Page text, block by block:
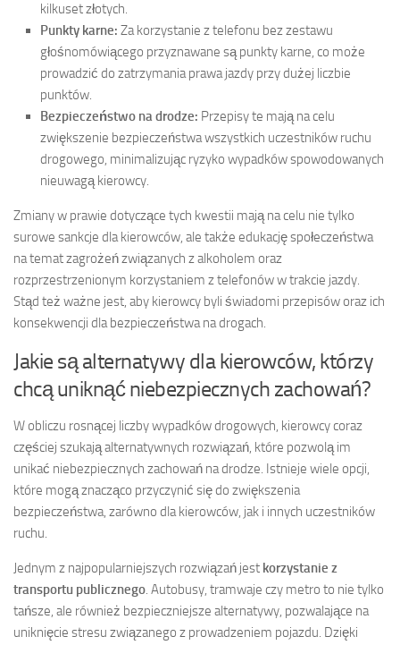
kilkuset złotych.
Punkty karne: Za korzystanie z telefonu bez zestawu
głośnomówiącego przyznawane są punkty karne, co może
prowadzić do zatrzymania prawa jazdy przy dużej liczbie
punktów.
Bezpieczeństwo na drodze: Przepisy te mają na celu
zwiększenie bezpieczeństwa wszystkich uczestników ruchu
drogowego, minimalizując ryzyko wypadków spowodowanych
nieuwagą kierowcy.
Zmiany w prawie dotyczące tych kwestii mają na celu nie tylko
surowe sankcje dla kierowców, ale także edukację społeczeństwa
na temat zagrożeń związanych z alkoholem oraz
rozprzestrzenionym korzystaniem z telefonów w trakcie jazdy.
Stąd też ważne jest, aby kierowcy byli świadomi przepisów oraz ich
konsekwencji dla bezpieczeństwa na drogach.
Jakie są alternatywy dla kierowców, którzy
chcą uniknąć niebezpiecznych zachowań?
W obliczu rosnącej liczby wypadków drogowych, kierowcy coraz
częściej szukają alternatywnych rozwiązań, które pozwolą im
unikać niebezpiecznych zachowań na drodze. Istnieje wiele opcji,
które mogą znacząco przyczynić się do zwiększenia
bezpieczeństwa, zarówno dla kierowców, jak i innych uczestników
ruchu.
Jednym z najpopularniejszych rozwiązań jest korzystanie z
transportu publicznego. Autobusy, tramwaje czy metro to nie tylko
tańsze, ale również bezpieczniejsze alternatywy, pozwalające na
uniknięcie stresu związanego z prowadzeniem pojazdu. Dzięki